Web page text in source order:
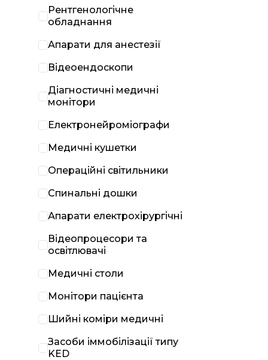
Рентгенологічне
обладнання
Апарати для анестезії
Відеоендоскопи
Діагностичні медичні
монітори
Електронейроміографи
Медичні кушетки
Операційні світильники
Спинальні дошки
Апарати електрохірургічні
Відеопроцесори та
освітлювачі
Медичні столи
Монітори пацієнта
Шийні коміри медичні
Засоби іммобілізації типу
KED